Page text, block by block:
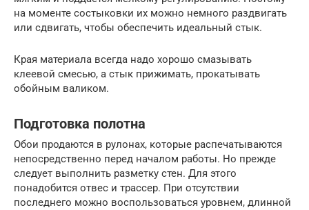
на моменте состыковки их можно немного раздвигать
или сдвигать, чтобы обеспечить идеальный стык.
Края материала всегда надо хорошо смазывать
клеевой смесью, а стык прижимать, прокатывать
обойным валиком.
Подготовка полотна
Обои продаются в рулонах, которые распечатываются
непосредственно перед началом работы. Но прежде
следует выполнить разметку стен. Для этого
понадобится отвес и трассер. При отсутствии
последнего можно воспользоваться уровнем, длинной